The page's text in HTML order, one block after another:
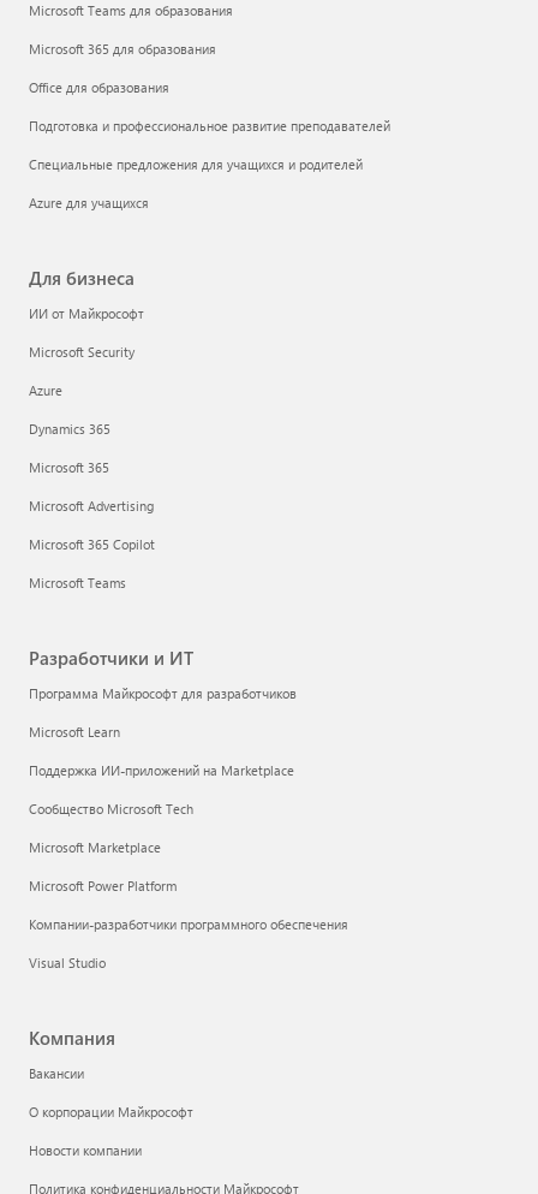
Microsoft Teams для образования
Microsoft 365 для образования
Office для образования
Подготовка и профессиональное развитие преподавателей
Специальные предложения для учащихся и родителей
Azure для учащихся
Для бизнеса
ИИ от Майкрософт
Microsoft Security
Azure
Dynamics 365
Microsoft 365
Microsoft Advertising
Microsoft 365 Copilot
Microsoft Teams
Разработчики и ИТ
Программа Майкрософт для разработчиков
Microsoft Learn
Поддержка ИИ-приложений на Marketplace
Сообщество Microsoft Tech
Microsoft Marketplace
Microsoft Power Platform
Компании-разработчики программного обеспечения
Visual Studio
Компания
Вакансии
О корпорации Майкрософт
Новости компании
Политика конфиденциальности Майкрософт